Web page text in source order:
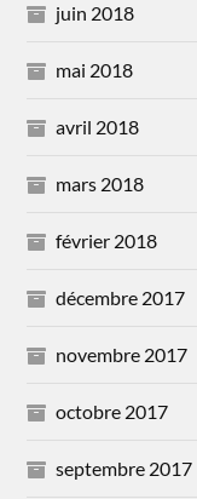
juin 2018
mai 2018
avril 2018
mars 2018
février 2018
décembre 2017
novembre 2017
octobre 2017
septembre 2017